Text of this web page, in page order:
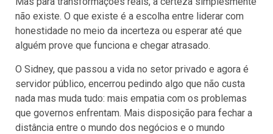
não existe. O que existe é a escolha entre liderar com
honestidade no meio da incerteza ou esperar até que
alguém prove que funciona e chegar atrasado.
O Sidney, que passou a vida no setor privado e agora é
servidor público, encerrou pedindo algo que não custa
nada mas muda tudo: mais empatia com os problemas
que governos enfrentam. Mais disposição para fechar a
distância entre o mundo dos negócios e o mundo